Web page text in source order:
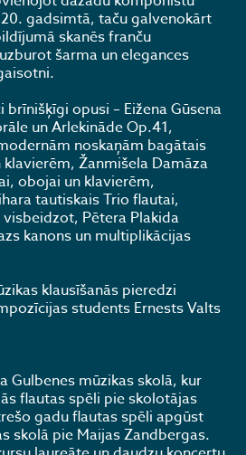
gadsimtā, taču galvenokārt
skanēs franču
šarma un elegances
brīnišķīgi opusi – Eižena Gūsena
un Arlekināde Op.41,
noskaņām bagātais
Žanmišela Damāza
obojai un klavierēm,
tautiskais Trio flautai,
Pētera Plakida
kanons un multiplikācijas
klausīšanās pieredzi
students Ernests Valts
Gulbenes mūzikas skolā, kur
flautas spēli pie skolotājas
gadu flautas spēli apgūst
skolā pie Maijas Zandbergas.